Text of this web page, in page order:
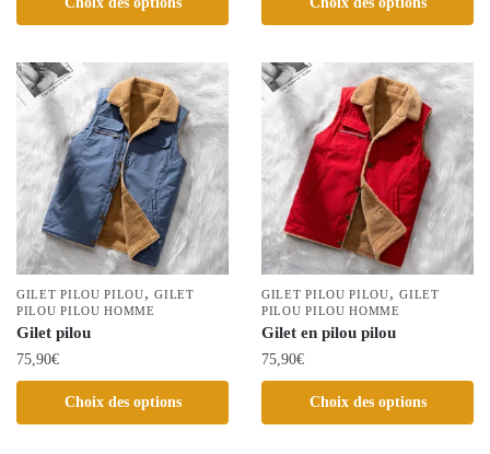
a
variations.
Les
options
peuvent
être
choisies
sur
la
page
du
produit
produit
plusieurs
variations.
options
peuvent
être
choisies
sur
la
page
du
produit
GILET PILOU PILOU,GILET
PILOU PILOU HOMME
Gilet pilou
75,90€
Choix des options
produit
GILET PILOU PILOU,GILET
PILOU PILOU HOMME
Gilet en pilou pilou
75,90€
Choix des options
produit